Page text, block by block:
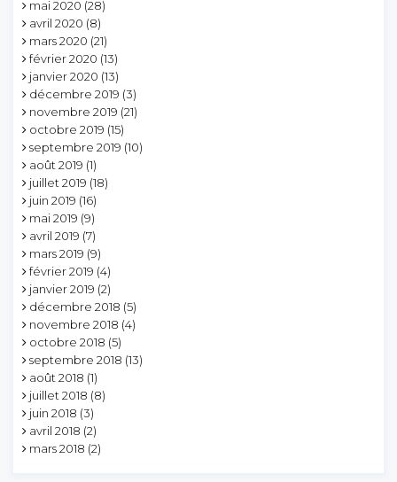
mai 2020 (28)
avril 2020 (8)
mars 2020 (21)
février 2020 (13)
janvier 2020 (13)
décembre 2019 (3)
novembre 2019 (21)
octobre 2019 (15)
septembre 2019 (10)
août 2019 (1)
juillet 2019 (18)
juin 2019 (16)
mai 2019 (9)
avril 2019 (7)
mars 2019 (9)
février 2019 (4)
janvier 2019 (2)
décembre 2018 (5)
novembre 2018 (4)
octobre 2018 (5)
septembre 2018 (13)
août 2018 (1)
juillet 2018 (8)
juin 2018 (3)
avril 2018 (2)
mars 2018 (2)